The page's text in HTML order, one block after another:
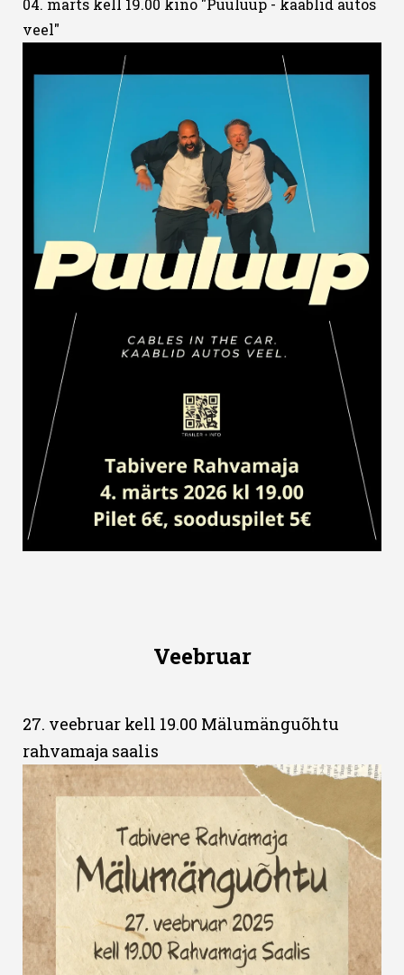
04. märts kell 19.00 kino "Puuluup - kaablid autos
veel"
Veebruar
27. veebruar kell 19.00 Mälumänguõhtu
rahvamaja saalis